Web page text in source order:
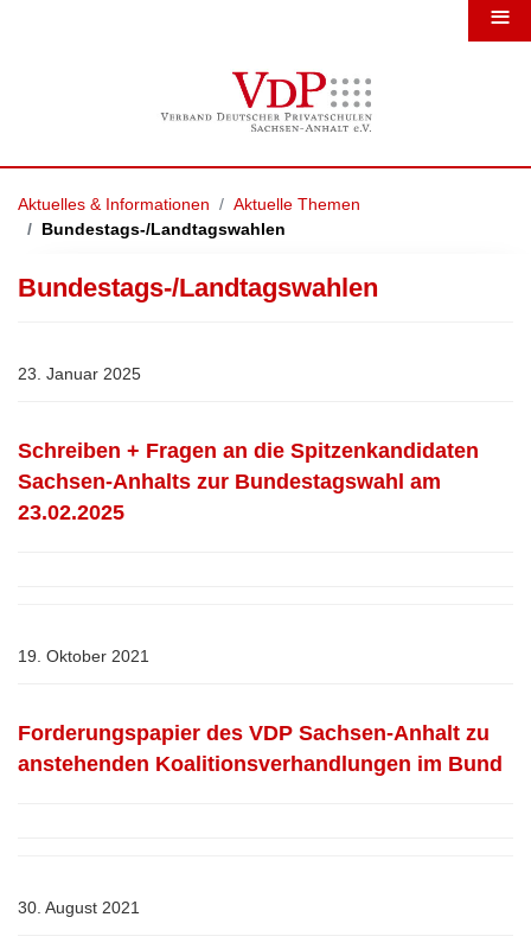
Aktuelles & Informationen
Aktuelle Themen
Bundestags-/Landtagswahlen
Bundestags-/Landtagswahlen
23. Januar 2025
Schreiben + Fragen an die Spitzenkandidaten
Sachsen-Anhalts zur Bundestagswahl am
23.02.2025
19. Oktober 2021
Forderungspapier des VDP Sachsen-Anhalt zu
anstehenden Koalitionsverhandlungen im Bund
30. August 2021
≡